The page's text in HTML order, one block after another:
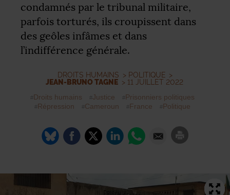
condamnés par le tribunal militaire,
parfois torturés, ils croupissent dans
des geôles infâmes et dans
l’indifférence générale.
DROITS HUMAINS > POLITIQUE >
JEAN-BRUNO TAGNE > 11 JUILLET 2022
Droits humains Justice
Prisonniers politiques
Répression
Cameroun France Politique